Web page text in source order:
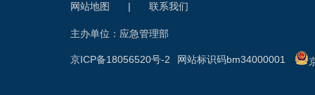
网站地图 | 联系我们
主办单位：应急管理部
网站标识码bm34000001
京ICP备18056520号-2